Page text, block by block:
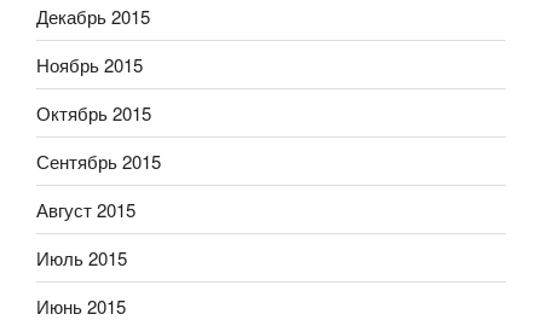
Декабрь 2015
Ноябрь 2015
Октябрь 2015
Сентябрь 2015
Август 2015
Июль 2015
Июнь 2015